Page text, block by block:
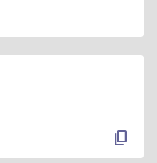
content_copy